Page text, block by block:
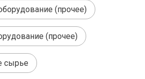
(прочее)
(прочее)
сырье